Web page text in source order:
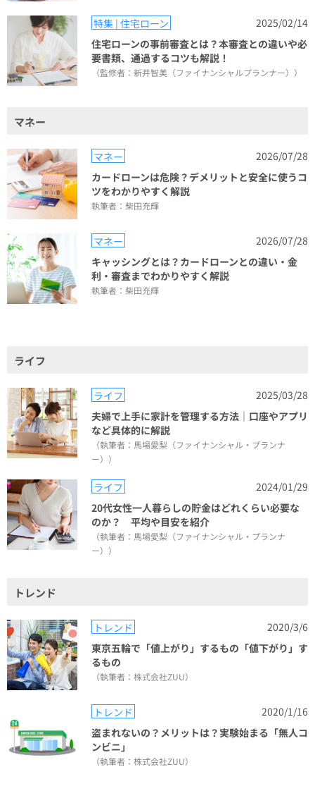
特集 | 住宅ローン
2025/02/14
住宅ローンの事前審査とは？本審査との違いや必
要書類、通過するコツも解説！
（監修者：新井智美（ファイナンシャルプランナー））
マネー
マネー
2026/07/28
カードローンは危険？デメリットと安全に使うコ
ツをわかりやすく解説
執筆者：柴田充輝
マネー
2026/07/28
キャッシングとは？カードローンとの違い・金
利・審査までわかりやすく解説
執筆者：柴田充輝
ライフ
ライフ
2025/03/28
夫婦で上手に家計を管理する方法｜口座やアプリ
など具体的に解説
（執筆者：馬場愛梨（ファイナンシャル・プランナ
ー））
ライフ
2024/01/29
20代女性一人暮らしの貯金はどれくらい必要な
のか？ 平均や目安を紹介
（執筆者：馬場愛梨（ファイナンシャル・プランナ
ー））
トレンド
トレンド
2020/3/6
東京五輪で「値上がり」するもの「値下がり」す
るもの
（執筆者：株式会社ZUU）
トレンド
2020/1/16
盗まれないの？メリットは？実験始まる「無人コ
ンビニ」
（執筆者：株式会社ZUU）